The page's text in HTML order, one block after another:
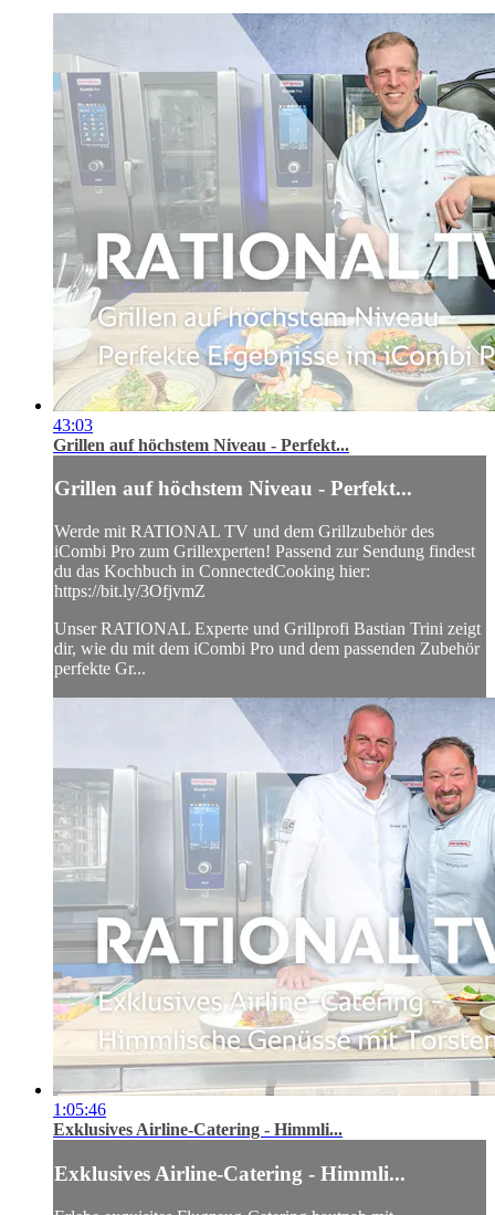
43:03
Grillen auf höchstem Niveau - Perfekt...
Grillen auf höchstem Niveau - Perfekt...
Werde mit RATIONAL TV und dem Grillzubehör des
iCombi Pro zum Grillexperten! Passend zur Sendung findest
du das Kochbuch in ConnectedCooking hier:
https://bit.ly/3OfjvmZ
Unser RATIONAL Experte und Grillprofi Bastian Trini zeigt
dir, wie du mit dem iCombi Pro und dem passenden Zubehör
perfekte Gr...
1:05:46
Exklusives Airline-Catering - Himmli...
Exklusives Airline-Catering - Himmli...